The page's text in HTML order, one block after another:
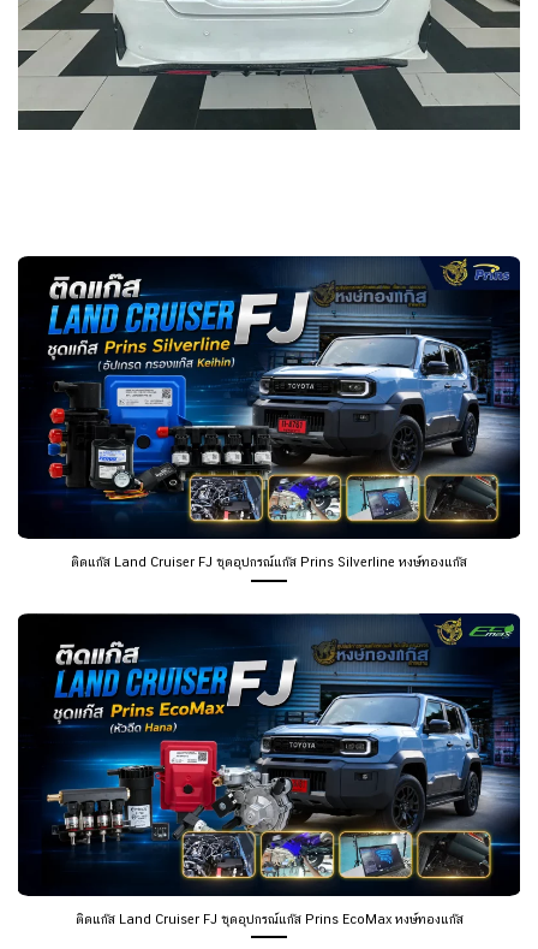
ติดแก๊ส Land Cruiser FJ ชุดอุปกรณ์แก๊ส Prins Silverline หงษ์ทองแก๊ส
ติดแก๊ส Land Cruiser FJ ชุดอุปกรณ์แก๊ส Prins EcoMax หงษ์ทองแก๊ส